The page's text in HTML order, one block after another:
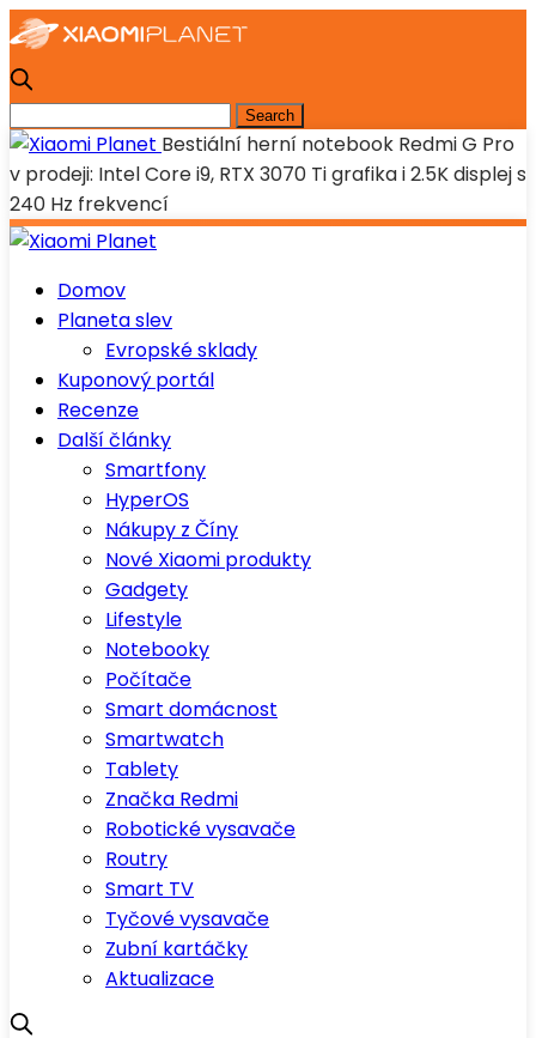
Bestiální herní notebook Redmi G Pro
v prodeji: Intel Core i9, RTX 3070 Ti grafika i 2.5K displej s
240 Hz frekvencí
Domov
Planeta slev
Evropské sklady
Kuponový portál
Recenze
Další články
Smartfony
HyperOS
Nákupy z Číny
Nové Xiaomi produkty
Gadgety
Lifestyle
Notebooky
Počítače
Smart domácnost
Smartwatch
Tablety
Značka Redmi
Robotické vysavače
Routry
Smart TV
Tyčové vysavače
Zubní kartáčky
Aktualizace